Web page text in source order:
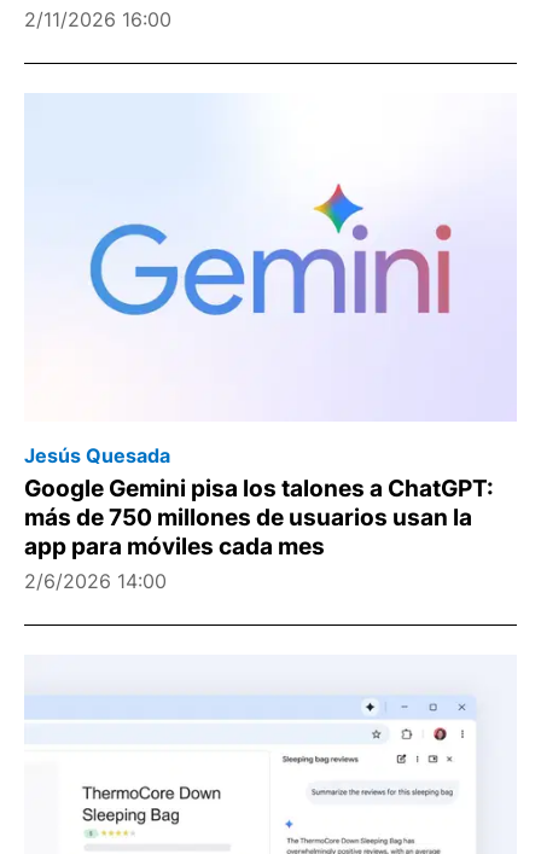
2/11/2026 16:00
Jesús Quesada
Google Gemini pisa los talones a ChatGPT:
más de 750 millones de usuarios usan la
app para móviles cada mes
2/6/2026 14:00